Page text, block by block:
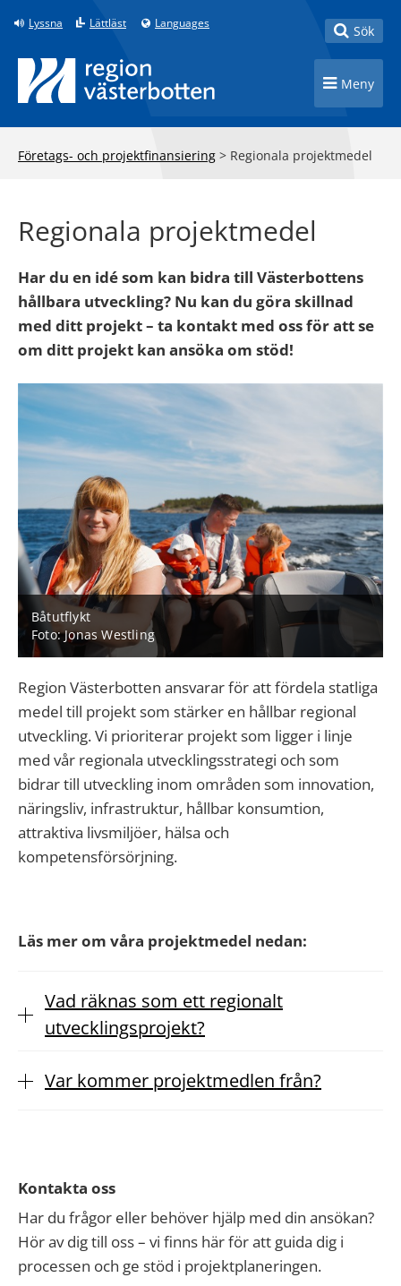
Till innehåll på sidan
Lyssna Lättläst Languages Toggle
Sök
Toggle
Meny
Företags- och projektfinansiering > Regionala projektmedel
Regionala projektmedel
Har du en idé som kan bidra till Västerbottens
hållbara utveckling? Nu kan du göra skillnad
med ditt projekt – ta kontakt med oss för att se
om ditt projekt kan ansöka om stöd!
Båtutflykt
Foto: Jonas Westling
Region Västerbotten ansvarar för att fördela statliga
medel till projekt som stärker en hållbar regional
utveckling. Vi prioriterar projekt som ligger i linje
med vår regionala utvecklingsstrategi och som
bidrar till utveckling inom områden som innovation,
näringsliv, infrastruktur, hållbar konsumtion,
attraktiva livsmiljöer, hälsa och
kompetensförsörjning.
Läs mer om våra projektmedel nedan:
Vad räknas som ett regionalt
utvecklingsprojekt?
Var kommer projektmedlen från?
Kontakta oss
Har du frågor eller behöver hjälp med din ansökan?
Hör av dig till oss – vi finns här för att guida dig i
processen och ge stöd i projektplaneringen.